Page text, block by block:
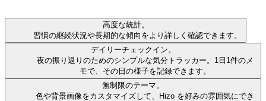
高度な統計。
習慣の継続状況や長期的な傾向をより詳しく確認できます。
デイリーチェックイン。
夜の振り返りのためのシンプルな気分トラッカー。1日1件のメ
モで、その日の様子を記録できます。
無制限のテーマ。
色や背景画像をカスタマイズして、Hizo を好みの雰囲気にでき